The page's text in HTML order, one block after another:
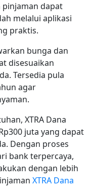
pinjaman dapat
melalui aplikasi
praktis.
bunga dan
disesuaikan
Tersedia pula
agar
XTRA Dana
juta yang dapat
Dengan proses
bank terpercaya,
dengan lebih
XTRA Dana